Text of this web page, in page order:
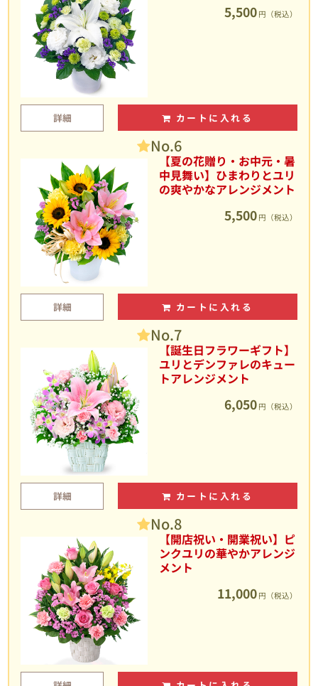
5,500 円（税込）
詳細 カートに入れる
No.6
【夏の花贈り・お中元・暑
中見舞い】ひまわりとユリ
の爽やかなアレンジメント
5,500 円（税込）
詳細 カートに入れる
No.7
【誕生日フラワーギフト】
ユリとデンファレのキュー
トアレンジメント
6,050 円（税込）
詳細 カートに入れる
No.8
【開店祝い・開業祝い】ピ
ンクユリの華やかアレンジ
メント
11,000 円（税込）